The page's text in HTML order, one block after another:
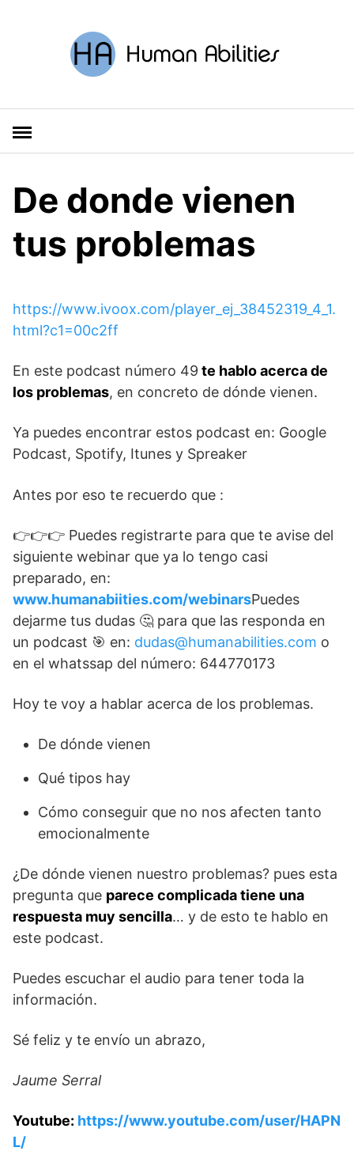
De donde vienen
tus problemas
https://www.ivoox.com/player_ej_38452319_4_1.
html?c1=00c2ff
En este podcast número 49 te hablo acerca de
los problemas, en concreto de dónde vienen.
Ya puedes encontrar estos podcast en: Google
Podcast, Spotify, Itunes y Spreaker
Antes por eso te recuerdo que :
👉👉👉 Puedes registrarte para que te avise del
siguiente webinar que ya lo tengo casi
preparado, en:
www.humanabiities.com/webinarsPuedes
dejarme tus dudas 🤔 para que las responda en
un podcast 🎯 en: dudas@humanabilities.com o
en el whatssap del número: 644770173
Hoy te voy a hablar acerca de los problemas.
De dónde vienen
Qué tipos hay
Cómo conseguir que no nos afecten tanto
emocionalmente
¿De dónde vienen nuestro problemas? pues esta
pregunta que parece complicada tiene una
respuesta muy sencilla… y de esto te hablo en
este podcast.
Puedes escuchar el audio para tener toda la
información.
Sé feliz y te envío un abrazo,
Jaume Serral
Youtube: https://www.youtube.com/user/HAPN
L/